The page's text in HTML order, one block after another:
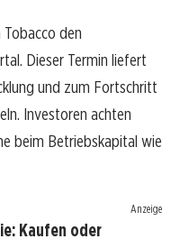
den
Dieser Termin liefert
und zum Fortschritt
Investoren achten
beim Betriebskapital wie
Anzeige
Kaufen oder